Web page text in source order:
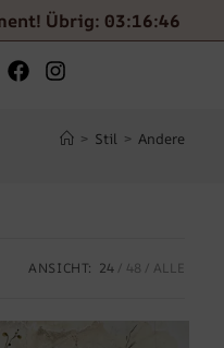
Übrig: 03:16:44
> Stil > Andere
ANSICHT: 24 48 ALLE